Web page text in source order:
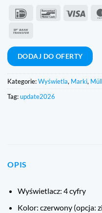
IDeal BancontactWiza
DODAJ DO OFERTY
Kategorie:Wyświetla, Marki,
Tag:update2026
OPIS
Wyświetlacz: 4 cyfry
Kolor: czerwony (opcja: